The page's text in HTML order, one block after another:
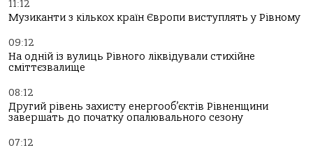
11:12
Музиканти з кількох країн Європи виступлять у Рівному
09:12
На одній із вулиць Рівного ліквідували стихійне
сміттєзвалище
08:12
Другий рівень захисту енергооб’єктів Рівненщини
завершать до початку опалювального сезону
07:12